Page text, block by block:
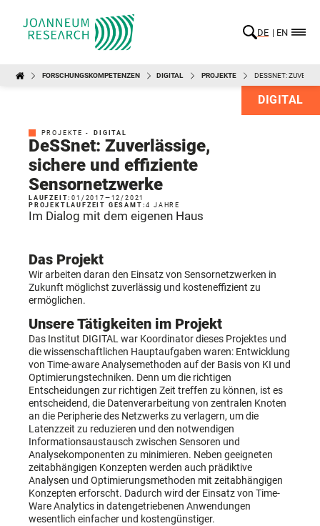
DE EN
FORSCHUNGSKOMPETENZEN DIGITAL PROJEKTE DESSNET:
DIGITAL
PROJEKTE - DIGITAL
DeSSnet: Zuverlässige,
sichere und effiziente
Sensornetzwerke
LAUFZEIT:01/2017 — 12/2021
PROJEKTLAUFZEIT GESAMT:4 JAHRE
Im Dialog mit dem eigenen Haus
Das Projekt
Wir arbeiten daran den Einsatz von Sensornetzwerken in
Zukunft möglichst zuverlässig und kosteneffizient zu
ermöglichen.
Unsere Tätigkeiten im Projekt
Das Institut DIGITAL war Koordinator dieses Projektes und
die wissenschaftlichen Hauptaufgaben waren: Entwicklung
von Time-aware Analysemethoden auf der Basis von KI und
Optimierungstechniken. Denn um die richtigen
Entscheidungen zur richtigen Zeit treffen zu können, ist es
entscheidend, die Datenverarbeitung von zentralen Knoten
an die Peripherie des Netzwerks zu verlagern, um die
Latenzzeit zu reduzieren und den notwendigen
Informationsaustausch zwischen Sensoren und
Analysekomponenten zu minimieren. Neben geeigneten
zeitabhängigen Konzepten werden auch prädiktive
Analysen und Optimierungsmethoden mit zeitabhängigen
Konzepten erforscht. Dadurch wird der Einsatz von Time-
Ware Analytics in datengetriebenen Anwendungen
wesentlich einfacher und kostengünstiger.